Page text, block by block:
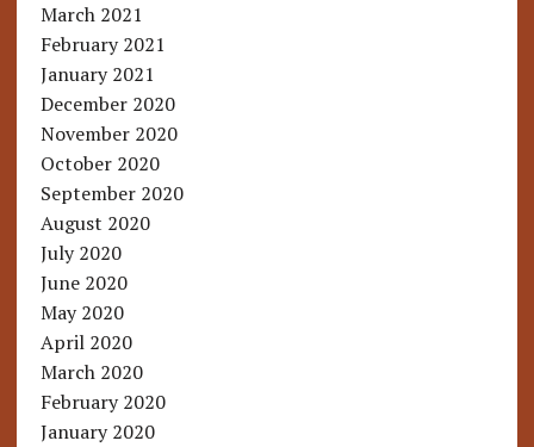
March 2021
February 2021
January 2021
December 2020
November 2020
October 2020
September 2020
August 2020
July 2020
June 2020
May 2020
April 2020
March 2020
February 2020
January 2020